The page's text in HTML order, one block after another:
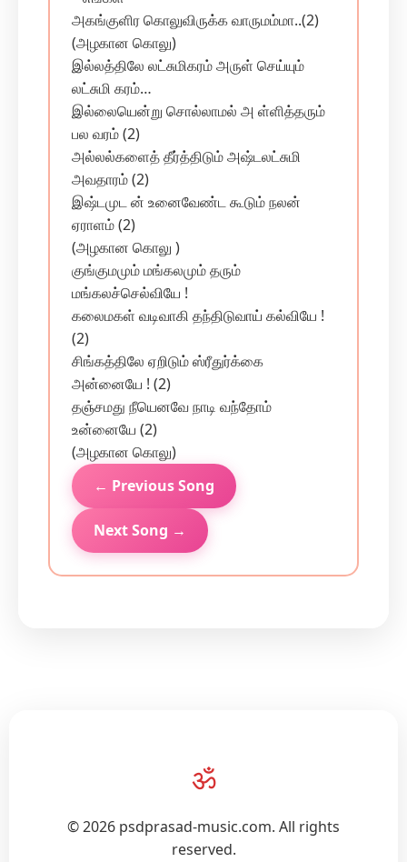
அகங்குளிர கொலுவிருக்க வாருமம்மா..(2)
(அழகான கொலு)
இல்லத்திலே லட்சுமிகரம் அருள் செய்யும்
லட்சுமி கரம்…
இல்லையென்று சொல்லாமல் அ ள்ளித்தரும்
பல வரம் (2)
அல்லல்களைத் தீர்த்திடும் அஷ்டலட்சுமி
அவதாரம் (2)
இஷ்டமுட ன் உனைவேண்ட கூடும் நலன்
ஏராளம் (2)
(அழகான கொலு )
குங்குமமும் மங்கலமும் தரும்
மங்கலச்செல்வியே !
கலைமகள் வடிவாகி தந்திடுவாய் கல்வியே !
(2)
சிங்கத்திலே ஏறிடும் ஸ்ரீதுர்க்கை
அன்னையே ! (2)
தஞ்சமது நீயெனவே நாடி வந்தோம்
உன்னையே (2)
(அழகான கொலு)
← Previous Song
Next Song →
ॐ
© 2026 psdprasad-music.com. All rights
reserved.